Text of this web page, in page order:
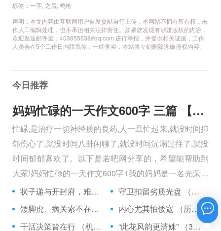
标签： 一字 之后 鸣枪
声明：本文内容由互联网用户自发贡献自行上传，本网站不拥有所有权，未
作人工编辑处理，也不承担相关法律责任。如果您发现有涉嫌版权的内容，
欢迎发送邮件至：403855638#qq.com 进行举报，并提供相关证据，工作
人员会在5个工作日内联系你，一经查实，本站将立刻删除涉嫌侵权内容。
今日推荐
妈妈忙碌的一天作文600字 三篇 【600字】
忙碌,是治疗一切神经质的良药,人一旦忙起来,就没时间抑
郁伤心了,就没时间八卦闲聊了,就没时间沉溺过往了,就没
时间郁郁寡欢了。以下是若吧网分享的，希望能帮助到
大家!妈妈忙碌的一天作文600字1我的妈妈是一名光荣的
人民警察，她总有做不完的事情。
状子递与开封府，难忍怒气心中生 （5字口语）
守卫扣留劣质光盘 （5字常言）
矮脚虎、病关索不在，智多星、行者前往此处 （七字俗语）
内心尤其怕倭寇 （历法用语一卷帘）
干活决策皆在行 （机构简称二）
“此花风韵更清姝” （3字手机品牌）